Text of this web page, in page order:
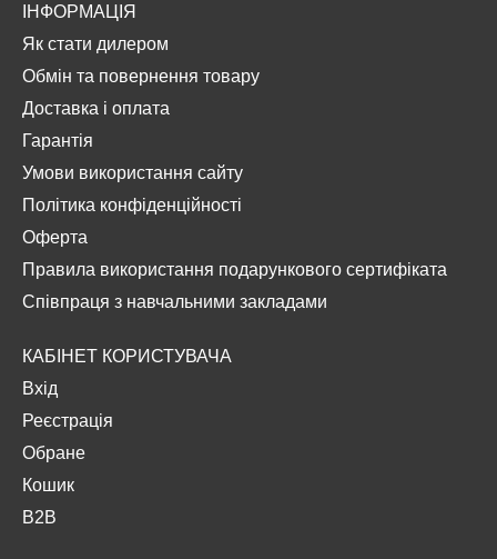
ІНФОРМАЦІЯ
Як стати дилером
Обмін та повернення товару
Доставка і оплата
Гарантія
Умови використання сайту
Політика конфіденційності
Оферта
Правила використання подарункового сертифіката
Співпраця з навчальними закладами
КАБІНЕТ КОРИСТУВАЧА
Вхід
Реєстрація
Обране
Кошик
B2B